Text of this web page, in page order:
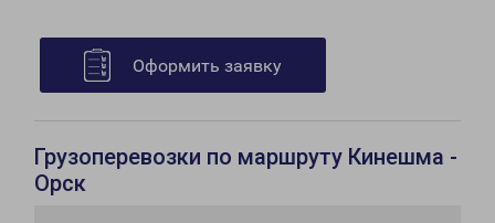
Оформить заявку
Грузоперевозки по маршруту Кинешма -
Орск